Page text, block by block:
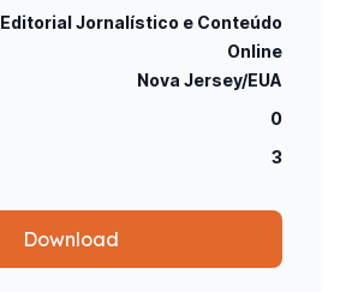
Editorial Jornalístico e Conteúdo
Online
Nova Jersey/EUA
0
3
Download